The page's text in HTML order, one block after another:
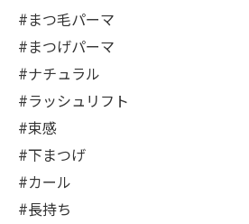
#まつ毛パーマ
#まつげパーマ
#ナチュラル
#ラッシュリフト
#束感
#下まつげ
#カール
#長持ち